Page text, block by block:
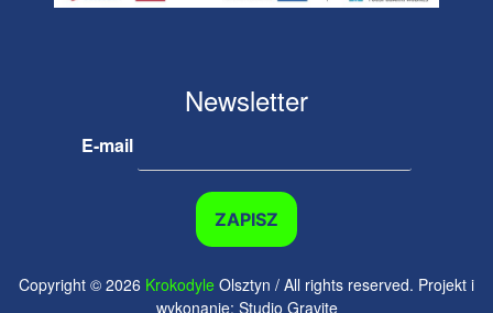
Newsletter
E-mail
Copyright © 2026 Krokodyle Olsztyn / All rights reserved. Projekt i
wykonanie: Studio Gravite